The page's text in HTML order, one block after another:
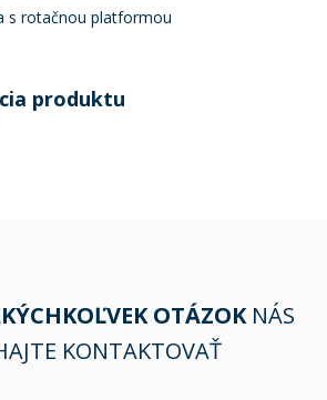
s rotačnou platformou
produktu
OTÁZOKNÁS
KONTAKTOVAŤ